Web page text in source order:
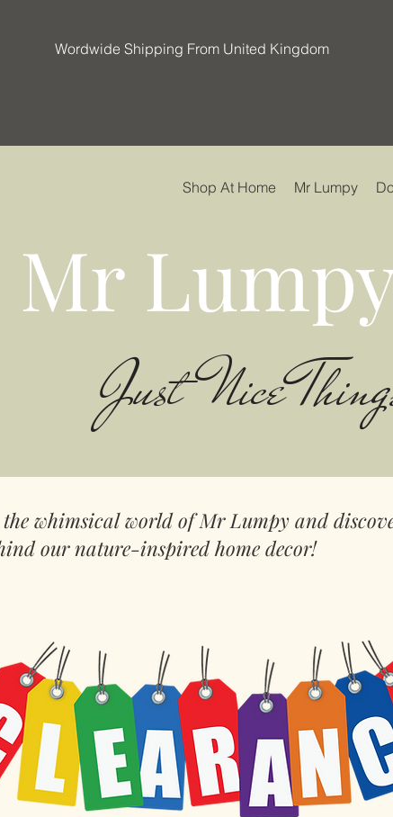
Wordwide Shipping From United Kingdom
Shop At Home Mr Lumpy
Mr
Just Nice
the whimsical world of Mr Lumpy and
our nature-inspired home decor!